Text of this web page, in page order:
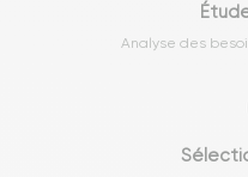
Analyse des